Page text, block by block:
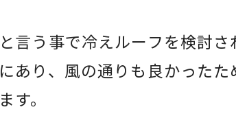
言う事で冷えルーフを検討さ
あり、風の通りも良かった
す。